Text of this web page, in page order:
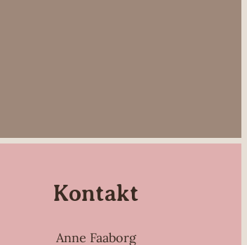
Kontakt
Anne Faaborg